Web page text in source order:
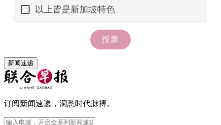
新闻速递
订阅新闻速递，洞悉时代脉搏。